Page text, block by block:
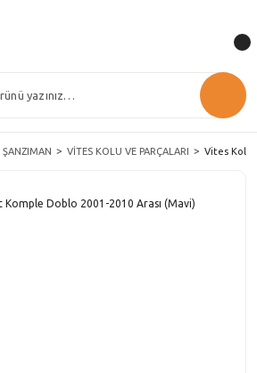
ŞANZIMAN VİTES KOLU VE PARÇALARI Vites Kolu